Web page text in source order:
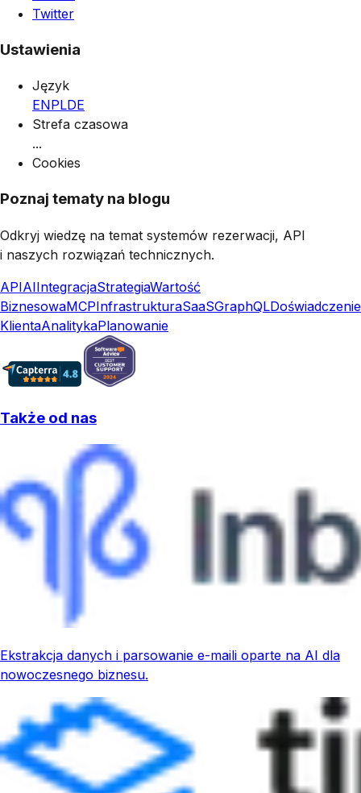
Twitter
Ustawienia
Język
ENPLDE
Strefa czasowa
...
Cookies
Poznaj tematy na blogu
Odkryj wiedzę na temat systemów rezerwacji, API
i naszych rozwiązań technicznych.
APIAIIntegracjaStrategiaWartość
BiznesowaMCPInfrastrukturaSaaSGraphQLDoświadczenie
KlientaAnalitykaPlanowanie
Także od nas
Ekstrakcja danych i parsowanie e-maili oparte na AI dla
nowoczesnego biznesu.